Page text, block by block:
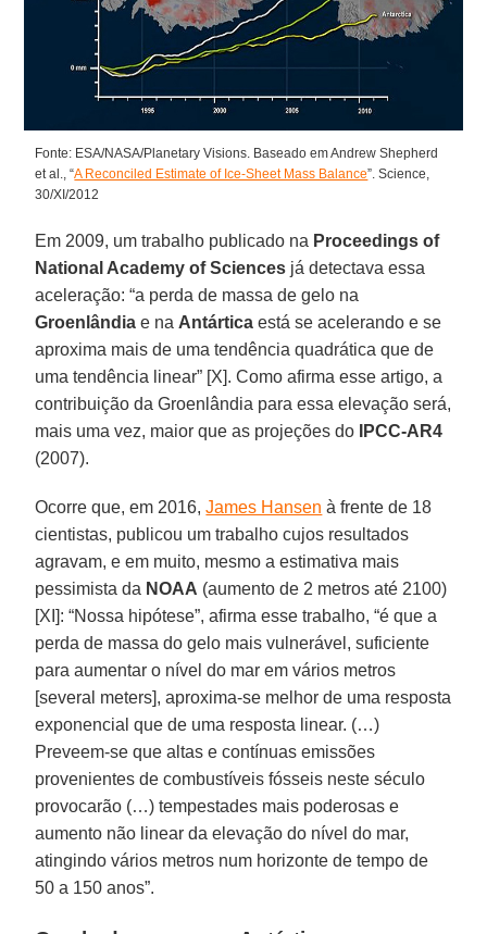
Fonte: ESA/NASA/Planetary Visions. Baseado em Andrew Shepherd
et al., “A Reconciled Estimate of Ice-Sheet Mass Balance”. Science,
30/XI/2012
Em 2009, um trabalho publicado na Proceedings of
National Academy of Sciences já detectava essa
aceleração: “a perda de massa de gelo na
Groenlândia e na Antártica está se acelerando e se
aproxima mais de uma tendência quadrática que de
uma tendência linear” [X]. Como afirma esse artigo, a
contribuição da Groenlândia para essa elevação será,
mais uma vez, maior que as projeções do
IPCC-AR4
(2007).
Ocorre que, em 2016,James Hansen à frente de 18
cientistas, publicou um trabalho cujos resultados
agravam, e em muito, mesmo a estimativa mais
pessimista da NOAA (aumento de 2 metros até 2100)
[XI]: “Nossa hipótese”, afirma esse trabalho, “é que a
perda de massa do gelo mais vulnerável, suficiente
para aumentar o nível do mar em vários metros
[several meters], aproxima-se melhor de uma resposta
exponencial que de uma resposta linear. (…)
Preveem-se que altas e contínuas emissões
provenientes de combustíveis fósseis neste século
provocarão (…) tempestades mais poderosas e
aumento não linear da elevação do nível do mar,
atingindo vários metros num horizonte de tempo de
50 a 150 anos”.